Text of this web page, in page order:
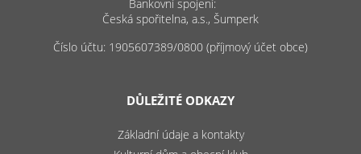
Bankovní spojení:
Česká spořitelna, a.s., Šumperk
Číslo účtu: 1905607389/0800 (příjmový účet obce)
DŮLEŽITÉ ODKAZY
Základní údaje a kontakty